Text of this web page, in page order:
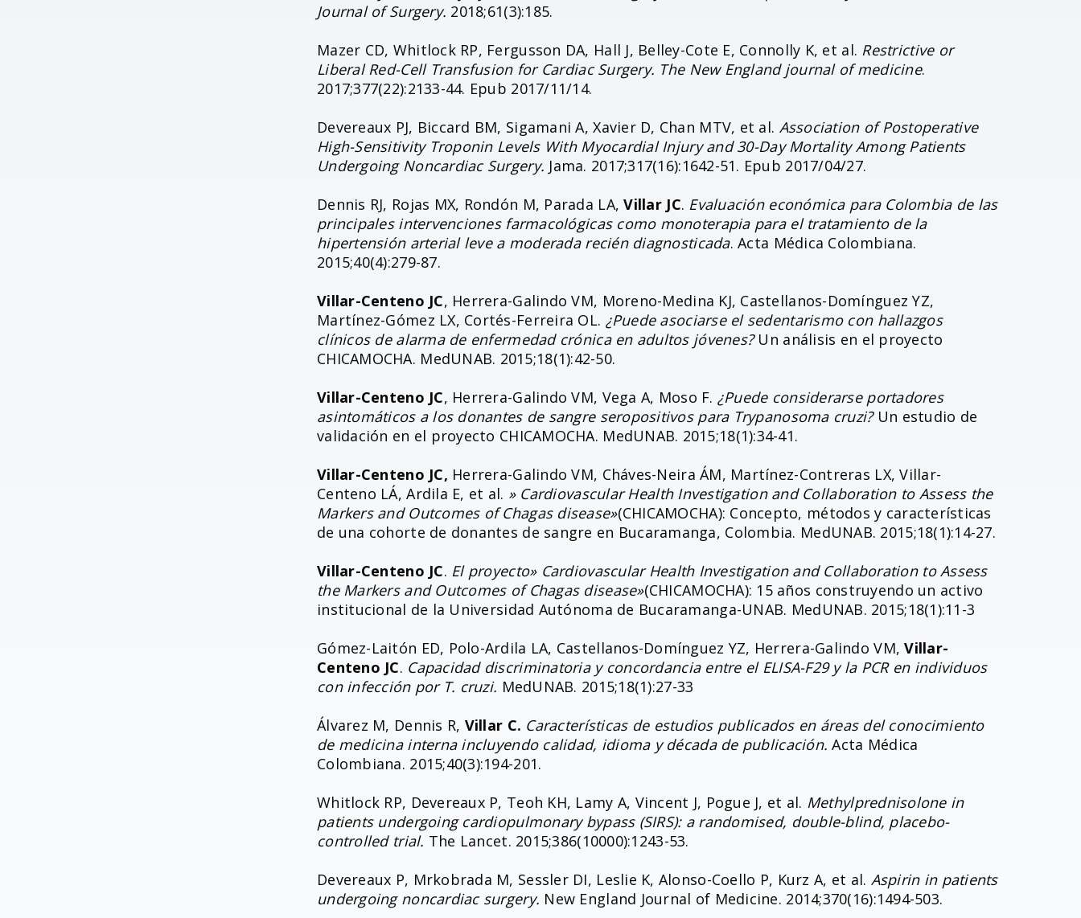
Journal of Surgery. 2018;61(3):185.
Mazer CD, Whitlock RP, Fergusson DA, Hall J, Belley-Cote E, Connolly K, et al. Restrictive or
Liberal Red-Cell Transfusion for Cardiac Surgery. The New England journal of medicine.
2017;377(22):2133-44. Epub 2017/11/14.
Devereaux PJ, Biccard BM, Sigamani A, Xavier D, Chan MTV, et al. Association of Postoperative
High-Sensitivity Troponin Levels With Myocardial Injury and 30-Day Mortality Among Patients
Undergoing Noncardiac Surgery. Jama. 2017;317(16):1642-51. Epub 2017/04/27.
Dennis RJ, Rojas MX, Rondón M, Parada LA,Villar JC. Evaluación económica para Colombia de las
principales intervenciones farmacológicas como monoterapia para el tratamiento de la
hipertensión arterial leve a moderada recién diagnosticada. Acta Médica Colombiana.
2015;40(4):279-87.
Villar-Centeno JC, Herrera-Galindo VM, Moreno-Medina KJ, Castellanos-Domínguez YZ,
Martínez-Gómez LX, Cortés-Ferreira OL. ¿Puede asociarse el sedentarismo con hallazgos
clínicos de alarma de enfermedad crónica en adultos jóvenes?Un análisis en el proyecto
CHICAMOCHA. MedUNAB. 2015;18(1):42-50.
Villar-Centeno JC, Herrera-Galindo VM, Vega A, Moso F. ¿Puede considerarse portadores
asintomáticos a los donantes de sangre seropositivos para Trypanosoma cruzi? Un estudio de
validación en el proyecto CHICAMOCHA. MedUNAB. 2015;18(1):34-41.
Villar-Centeno JC, Herrera-Galindo VM, Cháves-Neira ÁM, Martínez-Contreras LX, Villar-
Centeno LÁ, Ardila E, et al. » Cardiovascular Health Investigation and Collaboration to Assess the
Markers and Outcomes of Chagas disease»(CHICAMOCHA): Concepto, métodos y características
de una cohorte de donantes de sangre en Bucaramanga, Colombia. MedUNAB. 2015;18(1):14-27.
Villar-Centeno JC. El proyecto» Cardiovascular Health Investigation and Collaboration to Assess
the Markers and Outcomes of Chagas disease»(CHICAMOCHA): 15 años construyendo un activo
institucional de la Universidad Autónoma de Bucaramanga-UNAB. MedUNAB. 2015;18(1):11-3
Gómez-Laitón ED, Polo-Ardila LA, Castellanos-Domínguez YZ, Herrera-Galindo VM,Villar-
Centeno JC. Capacidad discriminatoria y concordancia entre el ELISA-F29 y la PCR en individuos
con infección por T. cruzi. MedUNAB. 2015;18(1):27-33
Álvarez M, Dennis R, Villar C. Características de estudios publicados en áreas del conocimiento
de medicina interna incluyendo calidad, idioma y década de publicación. Acta Médica
Colombiana. 2015;40(3):194-201.
Whitlock RP, Devereaux P, Teoh KH, Lamy A, Vincent J, Pogue J, et al. Methylprednisolone in
patients undergoing cardiopulmonary bypass (SIRS): a randomised, double-blind, placebo-
controlled trial. The Lancet. 2015;386(10000):1243-53.
Devereaux P, Mrkobrada M, Sessler DI, Leslie K, Alonso-Coello P, Kurz A, et al. Aspirin in patients
undergoing noncardiac surgery. New England Journal of Medicine. 2014;370(16):1494-503.